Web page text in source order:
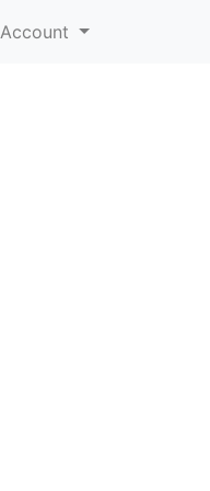
Account